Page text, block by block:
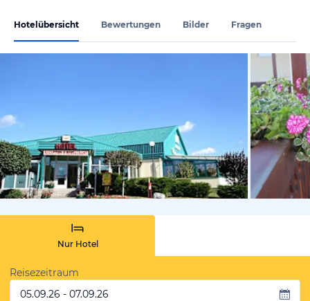
Hotelübersicht Bewertungen Bilder Fragen
von
Nur Hotel
Reisezeitraum
05.09.26 - 07.09.26